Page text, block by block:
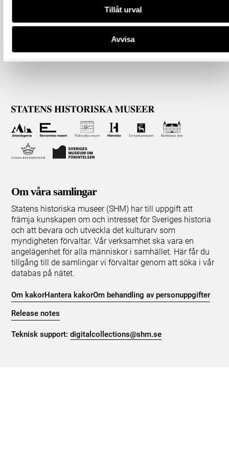
Tillåt urval
Avvisa
Om våra samlingar
Statens historiska museer (SHM) har till uppgift att
främja kunskapen om och intresset för Sveriges historia
och att bevara och utveckla det kulturarv som
myndigheten förvaltar. Vår verksamhet ska vara en
angelägenhet för alla människor i samhället. Här får du
tillgång till de samlingar vi förvaltar genom att söka i vår
databas på nätet.
Om kakorHantera kakorOm behandling av personuppgifter
Release notes
Teknisk support:digitalcollections@shm.se